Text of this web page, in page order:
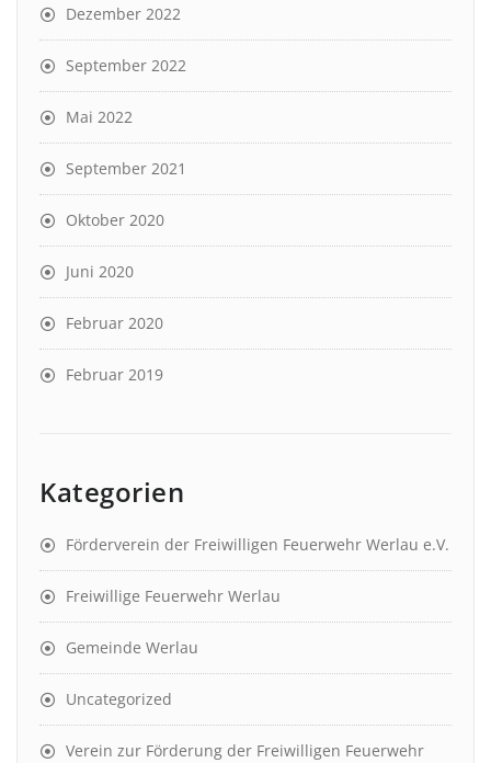
Dezember 2022
September 2022
Mai 2022
September 2021
Oktober 2020
Juni 2020
Februar 2020
Februar 2019
Kategorien
Förderverein der Freiwilligen Feuerwehr Werlau e.V.
Freiwillige Feuerwehr Werlau
Gemeinde Werlau
Uncategorized
Verein zur Förderung der Freiwilligen Feuerwehr